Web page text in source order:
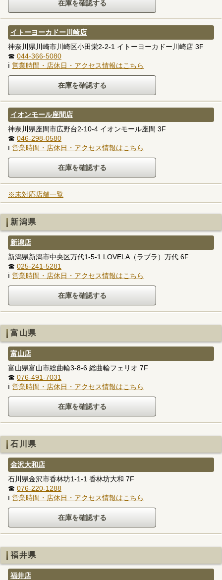
イトーヨーカドー川崎店
神奈川県川崎市川崎区小田栄2-2-1 イトーヨーカドー川崎店 3F
☎ 044-366-5080
ℹ 営業時間・店休日・アクセス情報はこちら
イオンモール座間店
神奈川県座間市広野台2-10-4 イオンモール座間 3F
☎ 046-298-0580
ℹ 営業時間・店休日・アクセス情報はこちら
※未対応店舗一覧
新潟県
新潟店
新潟県新潟市中央区万代1-5-1 LOVELA（ラブラ）万代 6F
☎ 025-241-5281
ℹ 営業時間・店休日・アクセス情報はこちら
富山県
富山店
富山県富山市総曲輪3-8-6 総曲輪フェリオ 7F
☎ 076-491-7031
ℹ 営業時間・店休日・アクセス情報はこちら
石川県
金沢大和店
石川県金沢市香林坊1-1-1 香林坊大和 7F
☎ 076-220-1288
ℹ 営業時間・店休日・アクセス情報はこちら
福井県
福井店